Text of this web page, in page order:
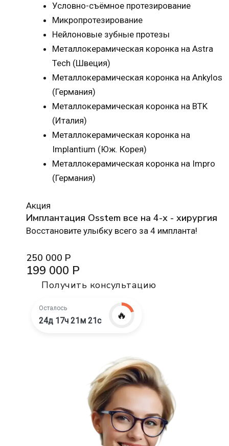
Условно-съёмное протезирование
Микропротезирование
Нейлоновые зубные протезы
Металлокерамическая коронка на Astra
Tech (Швеция)
Металлокерамическая коронка на Ankylos
(Германия)
Металлокерамическая коронка на BTK
(Италия)
Металлокерамическая коронка на
Implantium (Юж. Корея)
Металлокерамическая коронка на Impro
(Германия)
Акция
Имплантация Osstem все на 4-х - хирургия
Восстановите улыбку всего за 4 импланта!
250 000 Р
199 000 Р
Получить консультацию
Осталось
24д 17ч 21м 20с 🔥